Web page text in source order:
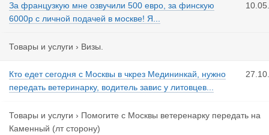
За французкую мне озвучили 500 евро, за финскую
6000р с личной подачей в москве! Я...
Товары и услуги › Визы.
Кто едет сегодня с Москвы в чкрез Медининкай, нужно
передать ветеринарку, водитель завис у литовцев...
Товары и услуги › Помогите с Москвы ветеренарку передать на
Каменный (лт сторону)